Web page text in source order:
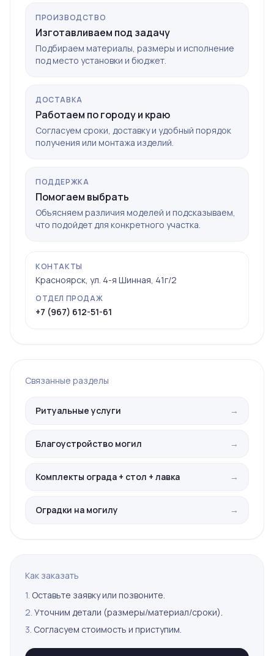
ПРОИЗВОДСТВО
Изготавливаем под задачу
Подбираем материалы, размеры и исполнение
под место установки и бюджет.
ДОСТАВКА
Работаем по городу и краю
Согласуем сроки, доставку и удобный порядок
получения или монтажа изделий.
ПОДДЕРЖКА
Помогаем выбрать
Объясняем различия моделей и подсказываем,
что подойдет для конкретного участка.
КОНТАКТЫ
Красноярск, ул. 4-я Шинная, 41г/2
ОТДЕЛ ПРОДАЖ
+7 (967) 612-51-61
Связанные разделы
Ритуальные услуги →
Благоустройство могил →
Комплекты ограда + стол + лавка →
Оградки на могилу →
Как заказать
1. Оставьте заявку или позвоните.
2. Уточним детали (размеры/материал/сроки).
3. Согласуем стоимость и приступим.